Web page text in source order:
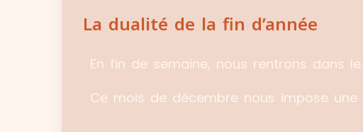
La dualité de la fin d’année
En fin de semaine, nous rentrons dans
Ce mois de décembre nous impose une